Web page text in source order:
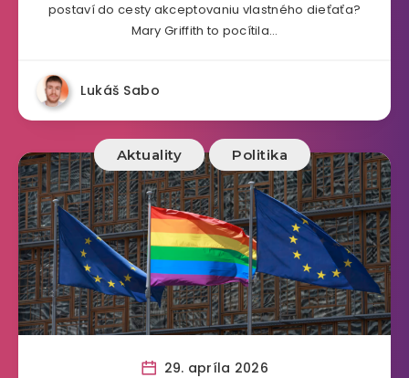
postaví do cesty akceptovaniu vlastného dieťaťa?
Mary Griffith to pocítila…
Lukáš Sabo
Aktuality Politika
29. apríla 2026